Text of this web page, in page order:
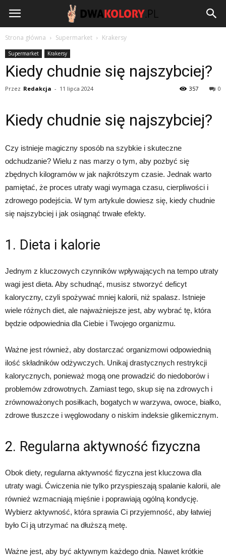
DwaKolory.pl
Strona główna Supermarket Krakersy
Supermarket Krakersy
Kiedy chudnie się najszybciej?
Przez Redakcja - 11 lipca 2024 0
357
Kiedy chudnie się najszybciej?
Czy istnieje magiczny sposób na szybkie i skuteczne
odchudzanie? Wielu z nas marzy o tym, aby pozbyć się
zbędnych kilogramów w jak najkrótszym czasie. Jednak warto
pamiętać, że proces utraty wagi wymaga czasu, cierpliwości i
zdrowego podejścia. W tym artykule dowiesz się, kiedy chudnie
się najszybciej i jak osiągnąć trwałe efekty.
1. Dieta i kalorie
Jednym z kluczowych czynników wpływających na tempo utraty
wagi jest dieta. Aby schudnąć, musisz stworzyć deficyt
kaloryczny, czyli spożywać mniej kalorii, niż spalasz. Istnieje
wiele różnych diet, ale najważniejsze jest, aby wybrać tę, która
będzie odpowiednia dla Ciebie i Twojego organizmu.
Ważne jest również, aby dostarczać organizmowi odpowiednią
ilość składników odżywczych. Unikaj drastycznych restrykcji
kalorycznych, ponieważ mogą one prowadzić do niedoborów i
problemów zdrowotnych. Zamiast tego, skup się na zdrowych i
zrównoważonych posiłkach, bogatych w warzywa, owoce, białko,
zdrowe tłuszcze i węglowodany o niskim indeksie glikemicznym.
2. Regularna aktywność fizyczna
Obok diety, regularna aktywność fizyczna jest kluczowa dla
utraty wagi. Ćwiczenia nie tylko przyspieszają spalanie kalorii, ale
również wzmacniają mięśnie i poprawiają ogólną kondycję.
Wybierz aktywność, która sprawia Ci przyjemność, aby łatwiej
było Ci ją utrzymać na dłuższą metę.
Ważne jest, aby być aktywnym każdego dnia. Nawet krótkie